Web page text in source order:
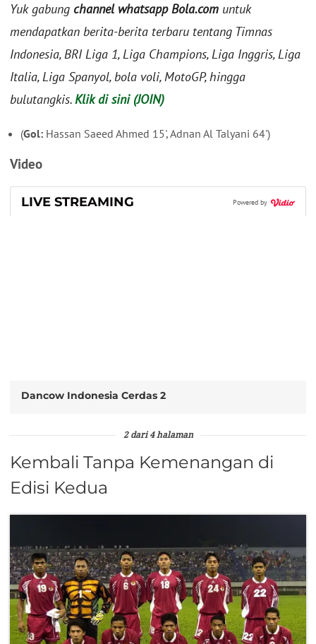
Yuk gabung channel whatsapp Bola.com untuk
mendapatkan berita-berita terbaru tentang Timnas
Indonesia, BRI Liga 1, Liga Champions, Liga Inggris, Liga
Italia, Liga Spanyol, bola voli, MotoGP, hingga
bulutangkis.Klik di sini (JOIN)
(Gol: Hassan Saeed Ahmed 15', Adnan Al Talyani 64')
Video
LIVE STREAMING Powered by
Dancow Indonesia Cerdas 2
2 dari 4 halaman
Kembali Tanpa Kemenangan di
Edisi Kedua